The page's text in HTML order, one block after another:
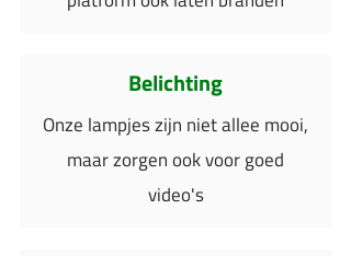
Belichting
Onze lampjes zijn niet allee mooi,
maar zorgen ook voor goed
video's